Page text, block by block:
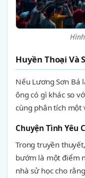
Huyền Thoại Và
Nếu Lương Sơn Bá
ông có gì khác so
cùng phân tích một
Chuyện Tình Yêu
Trong truyền
bướm là một điểm
nhà sử học cho